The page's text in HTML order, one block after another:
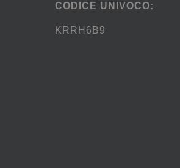
CODICE UNIVOCO:
KRRH6B9